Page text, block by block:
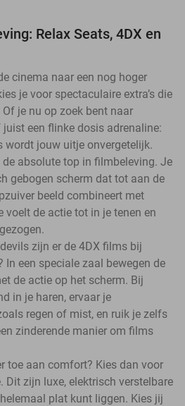
Relax Seats, 4DX en
cinema naar een nog hoger
je voor spectaculaire extra’s die
je nu op zoek bent naar
een flinke dosis adrenaline:
wordt jouw uitje onvergetelijk.
de absolute top in filmbeleving. Je
gebogen scherm dat tot aan de
beeld combineert met
voelt de actie tot in je tenen en
zijn er de 4DX films bij
In een speciale zaal bewegen de
de actie op het scherm. Bij
in je haren, ervaar je
regen of mist, en ruik je zelfs
zinderende manier om films
toe aan comfort? Kies dan voor
Dit zijn luxe, elektrisch verstelbare
plat kunt liggen. Kies jij